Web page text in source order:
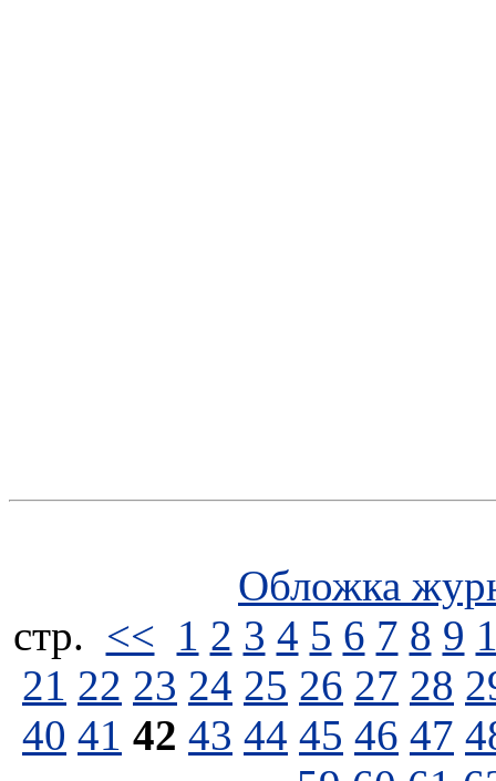
Обложка
стp. << 1 2 3 4 5 6 7 8 9
21 22 23 24 25 26 27 28
40 41 42 43 44 45 46 47